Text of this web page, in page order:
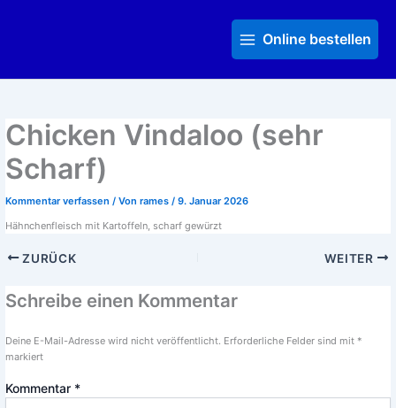
MenuOnline bestellen
Chicken Vindaloo (sehr
Scharf)
Kommentar verfassen / Von rames / 9. Januar 2026
Hähnchenfleisch mit Kartoffeln, scharf gewürzt
ZURÜCK WEITER
Schreibe einen Kommentar
Deine E-Mail-Adresse wird nicht veröffentlicht. Erforderliche Felder sind mit *
markiert
Kommentar *